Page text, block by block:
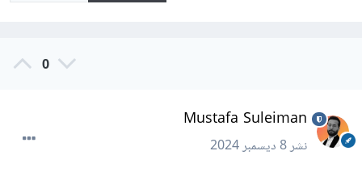
0
Mustafa Suleiman
نشر8 ديسمبر 2024